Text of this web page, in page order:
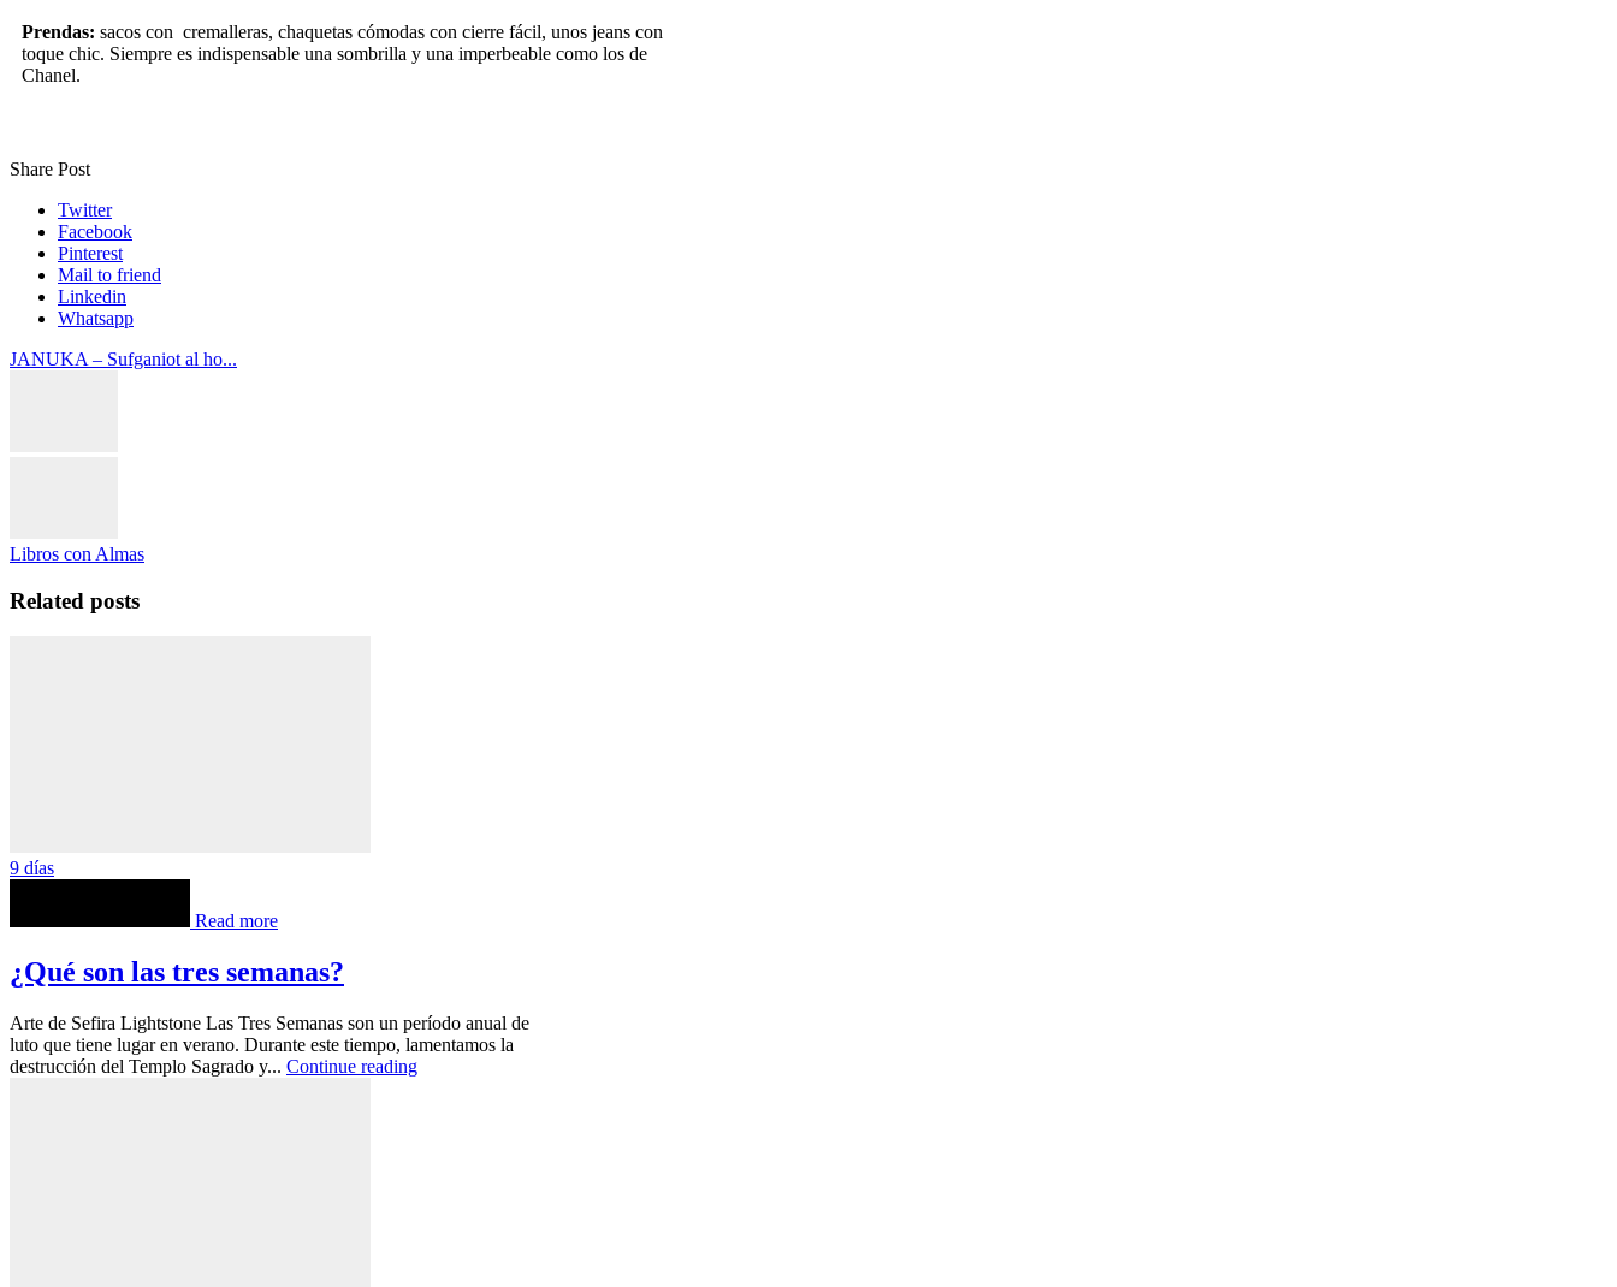
Prendas: sacos con cremalleras, chaquetas cómodas con cierre fácil, unos jeans con
toque chic. Siempre es indispensable una sombrilla y una imperbeable como los de
Chanel.
Share Post
Twitter
Facebook
Pinterest
Mail to friend
Linkedin
Whatsapp
JANUKA – Sufganiot al ho...
Libros con Almas
Related posts
9 días
Read more
¿Qué son las tres semanas?
Arte de Sefira Lightstone Las Tres Semanas son un período anual de
luto que tiene lugar en verano. Durante este tiempo, lamentamos la
destrucción del Templo Sagrado y... Continue reading